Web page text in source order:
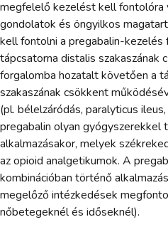
megfelelő kezelést kell fontolóra
gondolatok és öngyilkos
kell fontolni a pregabalin-
tápcsatorna distalis szakaszának
forgalomba hozatalt követően a
szakaszának csökkent
(pl. bélelzáródás, paralyticus
pregabalin olyan gyógyszerekkel
alkalmazásakor, melyek
az opioid analgetikumok. A
kombinációban történő
megelőző intézkedések
nőbetegeknél és időseknél).